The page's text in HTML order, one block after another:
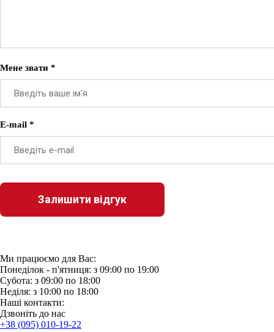
Мене звати *
E-mail *
Ми працюємо для Вас:
Понеділок - п'ятниця: з 09:00 по 19:00
Субота: з 09:00 по 18:00
Неділя: з 10:00 по 18:00
Наші контакти:
Дзвонiть до нас
+38 (095) 010-19-22